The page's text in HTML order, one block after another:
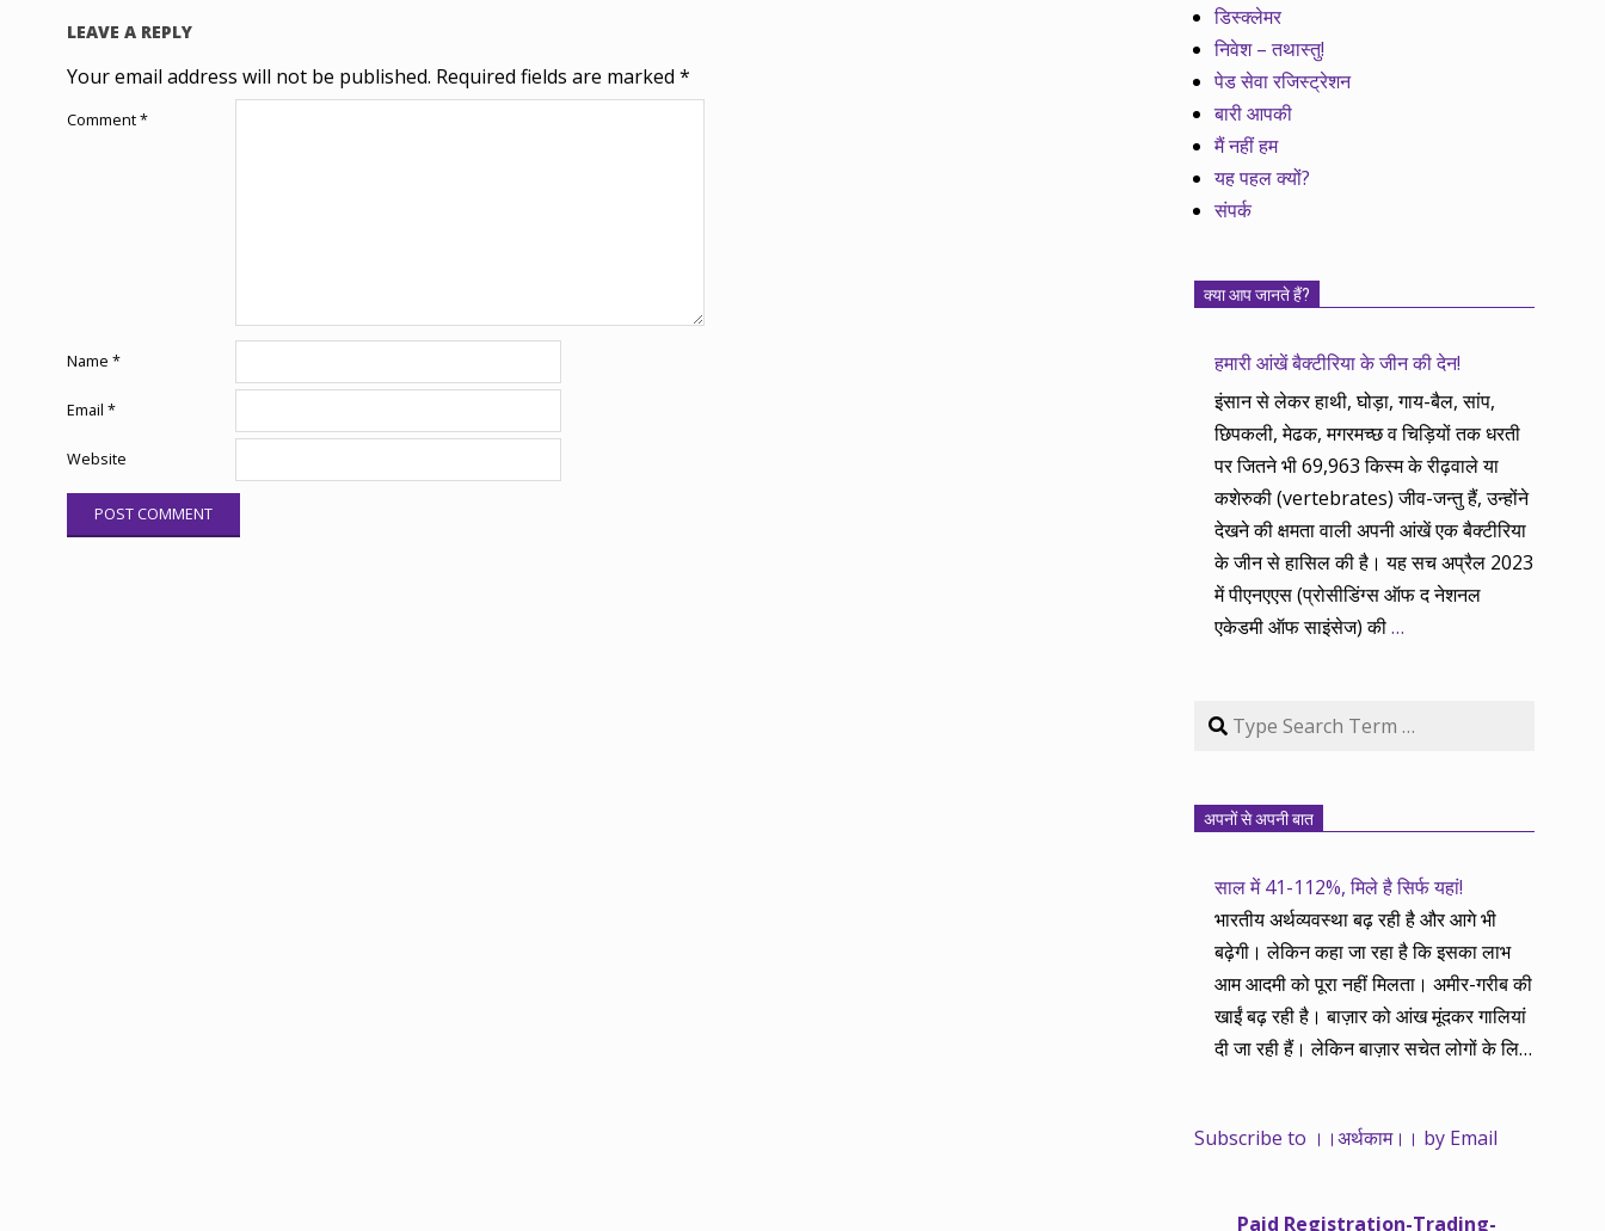
LEAVE A REPLY
Your email address will not be published. Required fields are marked *
Comment*
Name *
Email *
Website
डिस्क्लेमर
निवेश – तथास्तु!
पेड सेवा रजिस्ट्रेशन
बारी आपकी
मैं नहीं हम
यह पहल क्यों?
संपर्क
क्या आप जानते हैं?
हमारी आंखें बैक्टीरिया के जीन की देन!
इंसान से लेकर हाथी, घोड़ा, गाय-बैल, सांप,
छिपकली, मेढक, मगरमच्छ व चिड़ियों तक धरती
पर जितने भी 69,963 किस्म के रीढ़वाले या
कशेरुकी (vertebrates) जीव-जन्तु हैं, उन्होंने
देखने की क्षमता वाली अपनी आंखें एक बैक्टीरिया
के जीन से हासिल की है। यह सच अप्रैल 2023
में पीएनएएस (प्रोसीडिंग्स ऑफ द नेशनल
एकेडमी ऑफ साइंसेज) की…
Search
अपनों से अपनी बात
साल में 41-112%, मिले है सिर्फ यहां!
भारतीय अर्थव्यवस्था बढ़ रही है और आगे भी
बढ़ेगी। लेकिन कहा जा रहा है कि इसका लाभ
आम आदमी को पूरा नहीं मिलता। अमीर-गरीब की
खाईं बढ़ रही है। बाज़ार को आंख मूंदकर गालियां
दी जा रही हैं। लेकिन बाज़ार सचेत लोगों के लिए
शुरू की है ताकि अर्थव्यवस्था, खासकर कंपनियों
Subscribe to ।।अर्थकाम।। by Email
Paid Registration-Trading-